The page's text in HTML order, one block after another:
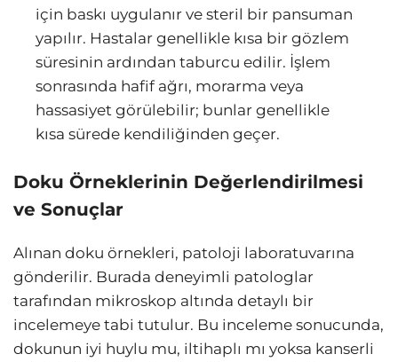
için baskı uygulanır ve steril bir pansuman
yapılır. Hastalar genellikle kısa bir gözlem
süresinin ardından taburcu edilir. İşlem
sonrasında hafif ağrı, morarma veya
hassasiyet görülebilir; bunlar genellikle
kısa sürede kendiliğinden geçer.
Doku Örneklerinin Değerlendirilmesi
ve Sonuçlar
Alınan doku örnekleri, patoloji laboratuvarına
gönderilir. Burada deneyimli patologlar
tarafından mikroskop altında detaylı bir
incelemeye tabi tutulur. Bu inceleme sonucunda,
dokunun iyi huylu mu, iltihaplı mı yoksa kanserli